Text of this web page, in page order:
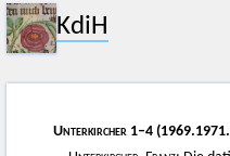
KdiH
Unterkircher 1–4